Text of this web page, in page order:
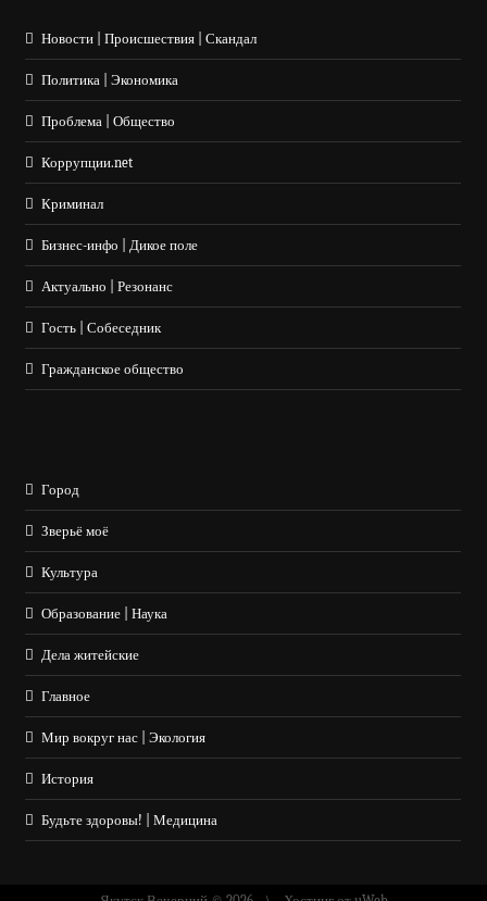
Новости | Происшествия | Скандал
Политика | Экономика
Проблема | Общество
Коррупции.net
Криминал
Бизнес-инфо | Дикое поле
Актуально | Резонанс
Гость | Собеседник
Гражданское общество
Город
Зверьё моё
Культура
Образование | Наука
Дела житейские
Главное
Мир вокруг нас | Экология
История
Будьте здоровы! | Медицина